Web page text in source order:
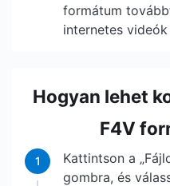
formátum
internetes
Hogyan lehet
F4V
1
Kattintson a
gombra, és